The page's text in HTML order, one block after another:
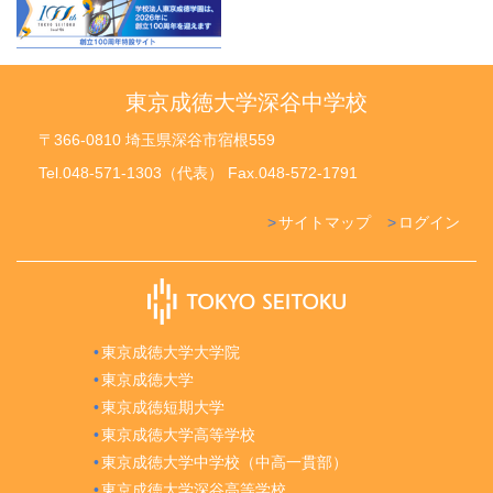
東京成徳大学深谷中学校
〒366-0810 埼玉県深谷市宿根559
Tel.048-571-1303（代表） Fax.048-572-1791
ログイン
サイトマップ
東京成徳大学大学院
東京成徳大学
東京成徳短期大学
東京成徳大学高等学校
東京成徳大学中学校（中高一貫部）